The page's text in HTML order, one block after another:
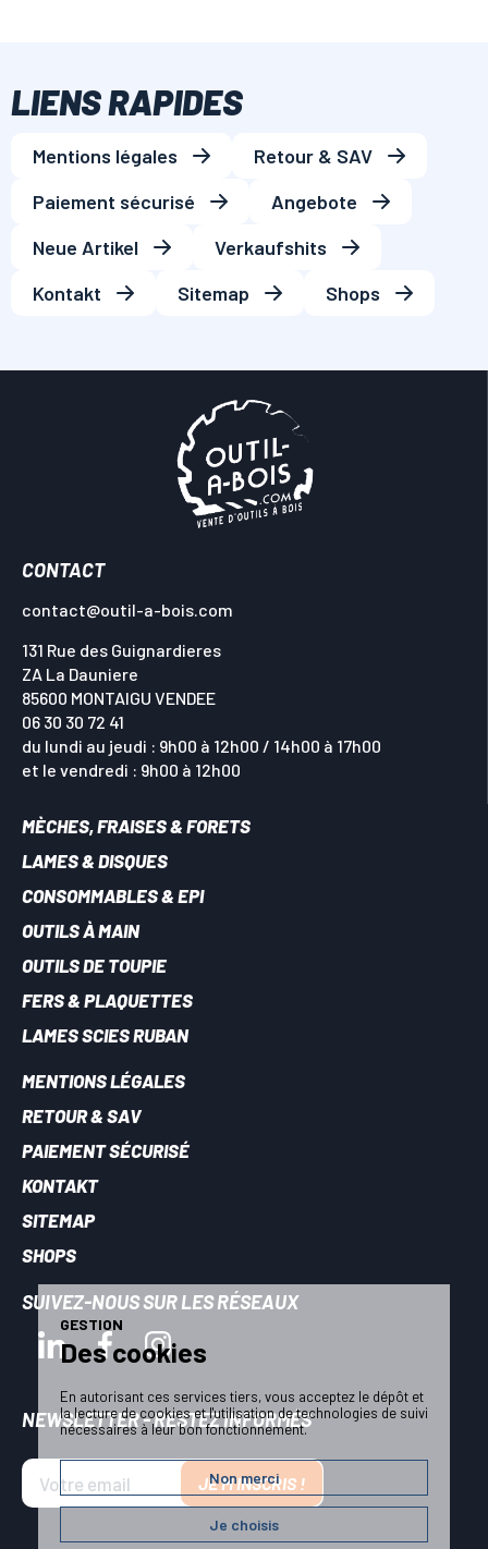
LIENS RAPIDES
Mentions légales
Retour & SAV
Paiement sécurisé
Angebote
Neue Artikel
Verkaufshits
Kontakt
Sitemap Shops
CONTACT
contact@outil-a-bois.com
131 Rue des Guignardieres
ZA La Dauniere
85600 MONTAIGU VENDEE
06 30 30 72 41
du lundi au jeudi : 9h00 à 12h00 / 14h00 à 17h00
et le vendredi : 9h00 à 12h00
MÈCHES, FRAISES & FORETS
LAMES & DISQUES
CONSOMMABLES & EPI
OUTILS À MAIN
OUTILS DE TOUPIE
FERS & PLAQUETTES
LAMES SCIES RUBAN
MENTIONS LÉGALES
RETOUR & SAV
PAIEMENT SÉCURISÉ
KONTAKT
SITEMAP
SHOPS
SUIVEZ-NOUS SUR LES RÉSEAUX
NEWSLETTER - RESTEZ INFORMÉS
JE M'INSCRIS !
GESTION
Des cookies
En autorisant ces services tiers, vous acceptez le dépôt et
la lecture de cookies et l'utilisation de technologies de suivi
nécessaires à leur bon fonctionnement.
Non merci
Je choisis